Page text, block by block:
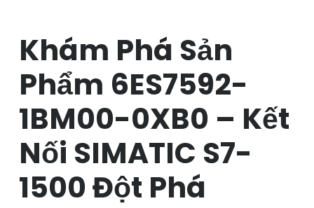
Khám Phá Sản
Phẩm 6ES7592-
1BM00-0XB0 – Kết
Nối SIMATIC S7-
1500 Đột Phá